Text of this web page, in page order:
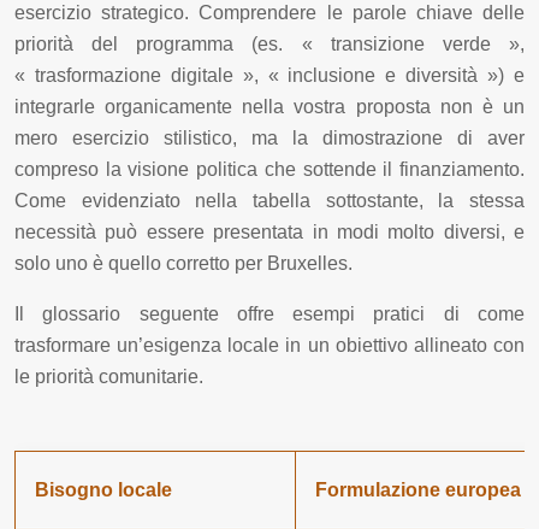
esercizio strategico. Comprendere le parole chiave delle
priorità del programma (es. « transizione verde »,
« trasformazione digitale », « inclusione e diversità ») e
integrarle organicamente nella vostra proposta non è un
mero esercizio stilistico, ma la dimostrazione di aver
compreso la visione politica che sottende il finanziamento.
Come evidenziato nella tabella sottostante, la stessa
necessità può essere presentata in modi molto diversi, e
solo uno è quello corretto per Bruxelles.
Il glossario seguente offre esempi pratici di come
trasformare un’esigenza locale in un obiettivo allineato con
le priorità comunitarie.
Bisogno locale Formulazione europea